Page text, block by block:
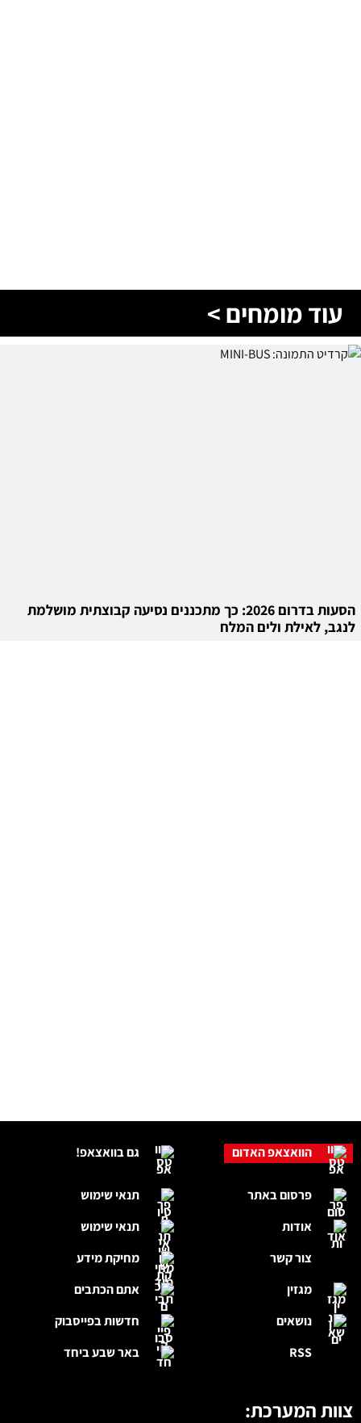
עוד מומחים >
הסעות בדרום 2026: כך מתכננים נסיעה קבוצתית מושלמת
לנגב, לאילת ולים המלח
גם בוואצאפ!
תנאי שימוש
תנאי שימוש
מחיקת מידע
אתם הכתבים
חדשות בפייסבוק
באר שבע ביחד
הוואצאפ האדום
פרסום באתר
אודות
צור קשר
מגזין
נושאים
RSS
צוות המערכת: